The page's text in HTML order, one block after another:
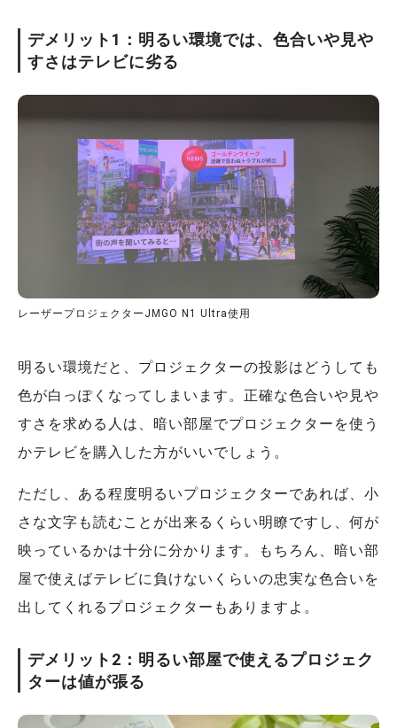
デメリット1：明るい環境では、色合いや見や
すさはテレビに劣る
レーザープロジェクターJMGO N1 Ultra使用
明るい環境だと、プロジェクターの投影はどうしても
色が白っぽくなってしまいます。正確な色合いや見や
すさを求める人は、暗い部屋でプロジェクターを使う
かテレビを購入した方がいいでしょう。
ただし、ある程度明るいプロジェクターであれば、小
さな文字も読むことが出来るくらい明瞭ですし、何が
映っているかは十分に分かります。もちろん、暗い部
屋で使えばテレビに負けないくらいの忠実な色合いを
出してくれるプロジェクターもありますよ。
デメリット2：明るい部屋で使えるプロジェク
ターは値が張る